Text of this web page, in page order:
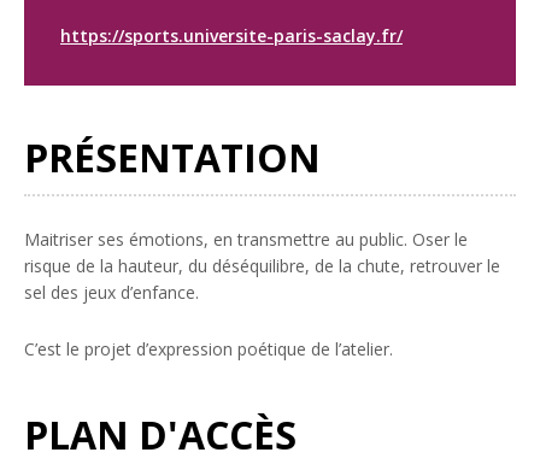
https://sports.universite-paris-saclay.fr/
PRÉSENTATION
Maitriser ses émotions, en transmettre au public. Oser le
risque de la hauteur, du déséquilibre, de la chute, retrouver le
sel des jeux d’enfance.
C’est le projet d’expression poétique de l’atelier.
PLAN D'ACCÈS